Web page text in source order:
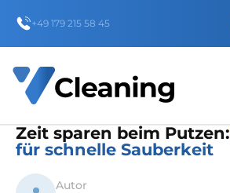
+49 179 215 58 45
Zeit sparen beim Putzen:
für schnelle Sauberkeit
Autor